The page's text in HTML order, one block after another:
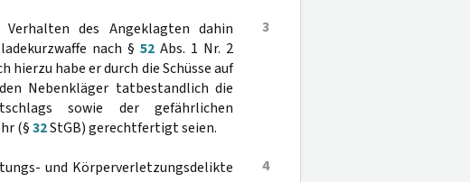
3
des Angeklagten dahin
nach § 52Abs. 1 Nr. 2
habe er durch die Schüsse auf
Nebenkläger tatbestandlich die
sowie der gefährlichen
(§32StGB) gerechtfertigt seien.
4
und Körperverletzungsdelikte